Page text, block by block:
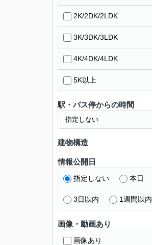
2K/2DK/2LDK
3K/3DK/3LDK
4K/4DK/4LDK
5K以上
駅・バス停からの時間
建物構造
情報公開日
指定しない 本日
3日以内 1週間以内
画像・動画あり
画像あり